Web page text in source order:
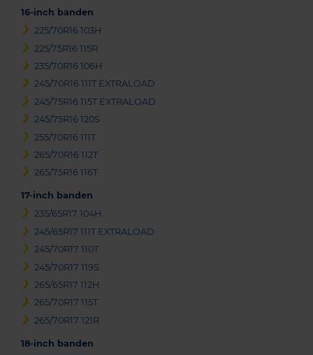
16-inch banden
225/70R16 103H
225/75R16 115R
235/70R16 106H
245/70R16 111T EXTRALOAD
245/75R16 115T EXTRALOAD
245/75R16 120S
255/70R16 111T
265/70R16 112T
265/75R16 116T
17-inch banden
235/65R17 104H
245/65R17 111T EXTRALOAD
245/70R17 110T
245/70R17 119S
265/65R17 112H
265/70R17 115T
265/70R17 121R
18-inch banden